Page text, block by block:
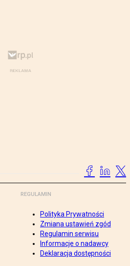
REGULAMIN
Polityka Prywatności
Zmiana ustawień zgód
Regulamin serwisu
Informacje o nadawcy
Deklaracja dostępności